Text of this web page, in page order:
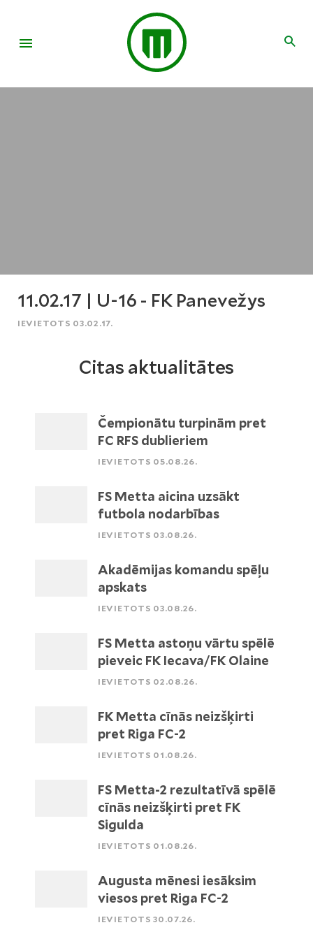
11.02.17 | U-16 - FK Panevežys
IEVIETOTS 03.02.17.
Citas aktualitātes
Čempionātu turpinām pret
FC RFS dublieriem
IEVIETOTS 05.08.26.
FS Metta aicina uzsākt
futbola nodarbības
IEVIETOTS 03.08.26.
Akadēmijas komandu spēļu
apskats
IEVIETOTS 03.08.26.
FS Metta astoņu vārtu spēlē
pieveic FK Iecava/FK Olaine
IEVIETOTS 02.08.26.
FK Metta cīnās neizšķirti
pret Riga FC-2
IEVIETOTS 01.08.26.
FS Metta-2 rezultatīvā spēlē
cīnās neizšķirti pret FK
Sigulda
IEVIETOTS 01.08.26.
Augusta mēnesi iesāksim
viesos pret Riga FC-2
IEVIETOTS 30.07.26.